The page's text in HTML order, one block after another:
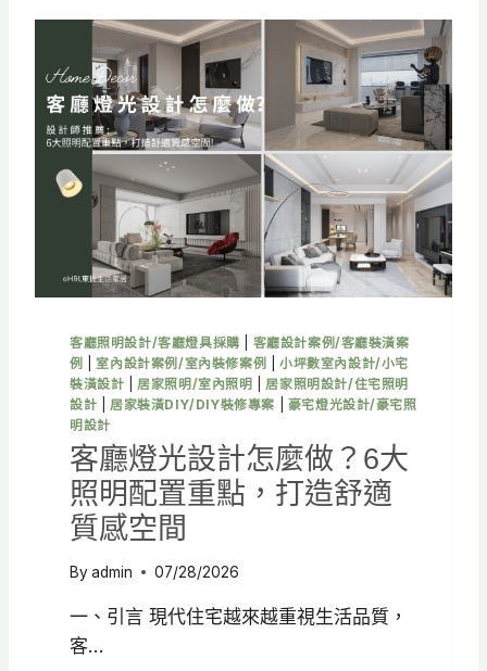
計
做
？
6
大
照
配
置
技
＋
3
大
裝
翻
車
案
例
解
客廳照明設計/客廳燈具採購
客廳設計案例/客廳裝潢案
例
|室內設計案例/室內裝修案例
小坪數室內設計/小宅
裝潢設計 |居家照明/室內照明 |居家照明設計/住宅照明
設計
居家裝潢DIY/DIY裝修專案
豪宅燈光設計/豪宅照
明設計
客廳燈光設計怎麼做？6大
照明配置重點，打造舒適
質感空間
Byadmin 07/28/2026
一、引言 現代住宅越來越重視生活品質，
客…